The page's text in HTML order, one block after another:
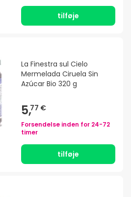
tilføje
La Finestra sul Cielo
Mermelada Ciruela Sin
Azúcar Bio 320 g
5,77 €
Forsendelse inden for 24-72
timer
tilføje